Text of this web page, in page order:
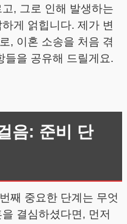
, 그로 인해 발생하는
게 얽힙니다. 제가 변
, 이혼 소송을 처음 겪
들을 공유해 드릴게요.
음: 준비 단
째 중요한 단계는 무엇
결심하셨다면, 먼저